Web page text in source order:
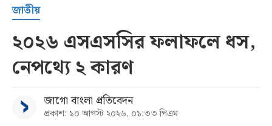
জাতীয়
২০২৬ এসএসসির ফলাফলে ধস,
নেপথ্যে ২ কারণ
জাগো বাংলা প্রতিবেদন
প্রকাশ: ১০ আগস্ট ২০২৬, ০১:৩৩ পিএম